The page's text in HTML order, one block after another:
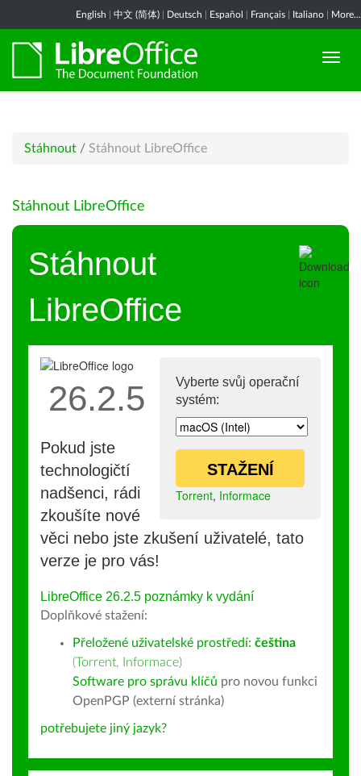
English 中文 (简体) Deutsch Español Français Italiano More...
Stáhnout / Stáhnout LibreOffice
Stáhnout LibreOffice
Stáhnout
LibreOffice
Vyberte svůj operační
systém:
STAŽENÍ
Torrent, Informace
26.2.5
Pokud jste
technologičtí
nadšenci, rádi
zkoušíte nové
věci nebo jste zkušení uživatelé, tato
verze je pro vás!
LibreOffice 26.2.5 poznámky k vydání
Doplňkové stažení:
Přeložené uživatelské prostředí: čeština
(Torrent, Informace)
Software pro správu klíčů pro novou funkci
OpenPGP (externí stránka)
potřebujete jiný jazyk?